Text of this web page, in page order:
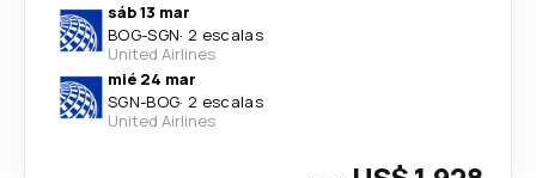
sáb 13 mar
BOG-SGN· 2 escalas
United Airlines
mié 24 mar
SGN-BOG· 2 escalas
United Airlines